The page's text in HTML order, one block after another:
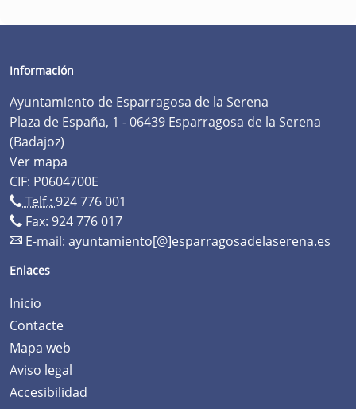
Información
Ayuntamiento de Esparragosa de la Serena
Plaza de España, 1 - 06439 Esparragosa de la Serena
(Badajoz)
Ver mapa
CIF: P0604700E
Telf.: 924 776 001
Fax: 924 776 017
E-mail: ayuntamiento[@]esparragosadelaserena.es
Enlaces
Inicio
Contacte
Mapa web
Aviso legal
Accesibilidad